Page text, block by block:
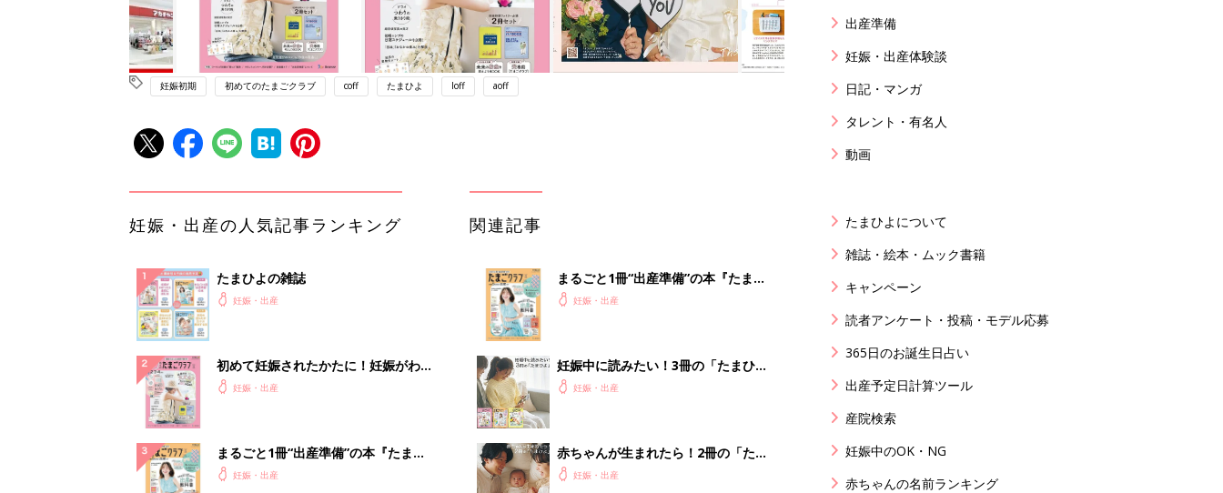
妊娠初期 初めてのたまごクラブ coff たまひよ loff aoff
妊娠・出産の人気記事ランキング
たまひよの雑誌
妊娠・出産
初めて妊娠されたかたに！妊娠がわか
ったら最初に読む本『初めてのたまご
妊娠・出産
まるごと1冊“出産準備”の本『たまご
クラブ 夏号』〈スペシャル大特集〉
妊娠・出産
関連記事
まるごと1冊“出産準備”の本『たまご
クラブ 夏号』〈スペシャル大特集〉
妊娠・出産
妊娠中に読みたい！3冊の「たまひ
よ」妊娠・出産
赤ちゃんが生まれたら！2冊の「たま
ひよ」
妊娠・出産
出産準備
妊娠・出産体験談
日記・マンガ
タレント・有名人
動画
たまひよについて
雑誌・絵本・ムック書籍
キャンペーン
読者アンケート・投稿・モデル応募
365日のお誕生日占い
出産予定日計算ツール
産院検索
妊娠中のOK・NG
赤ちゃんの名前ランキング